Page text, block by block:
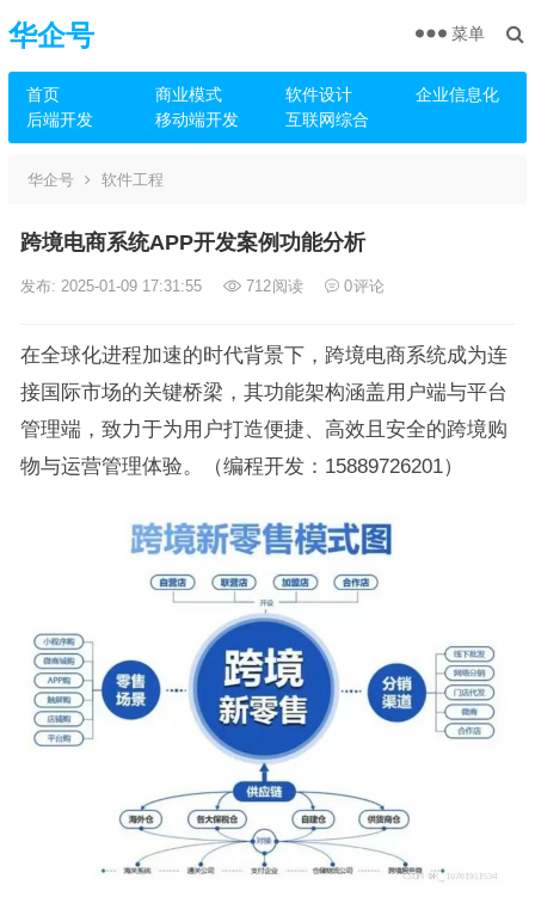
华企号
首页 商业模式 软件设计
企业信息化
后端开发
移动端开发 互联网综合
菜单
华企号 软件工程
跨境电商系统APP开发案例功能分析
发布: 2025-01-09 17:31:55 712阅读 0评论
在全球化进程加速的时代背景下，跨境电商系统成为连
接国际市场的关键桥梁，其功能架构涵盖用户端与平台
管理端，致力于为用户打造便捷、高效且安全的跨境购
物与运营管理体验。（编程开发：15889726201）